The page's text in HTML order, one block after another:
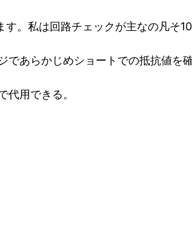
。私は回路チェックが主なの凡そ
あらかじめショートでの抵抗値を
用できる。